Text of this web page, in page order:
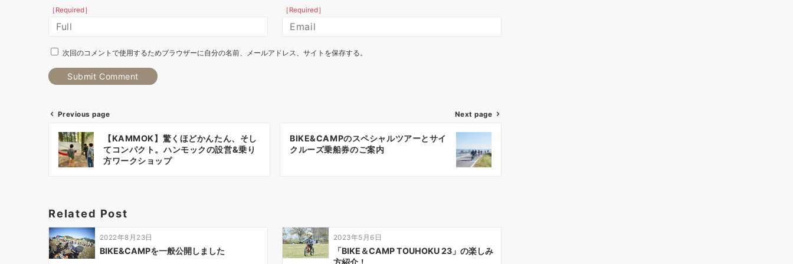
［Required］ ［Required］
次回のコメントで使用するためブラウザーに自分の名前、メールアドレス、サイトを保存する。
Previous page
【KAMMOK】驚くほどかんたん、そし
てコンパクト。ハンモックの設営&乗り
方ワークショップ
Next page
BIKE&CAMPのスペシャルツアーとサイ
クルーズ乗船券のご案内
Related Post
2022年8月23日
BIKE&CAMPを一般公開しました
2023年5月6日
「BIKE＆CAMP TOUHOKU 23」の楽しみ